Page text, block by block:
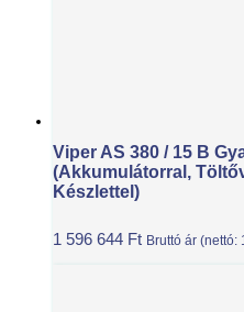
Viper AS 380 / 15 B
(akkumulátorral,
Készlettel)
1 596 644 Ft Bruttó ár (nettó: